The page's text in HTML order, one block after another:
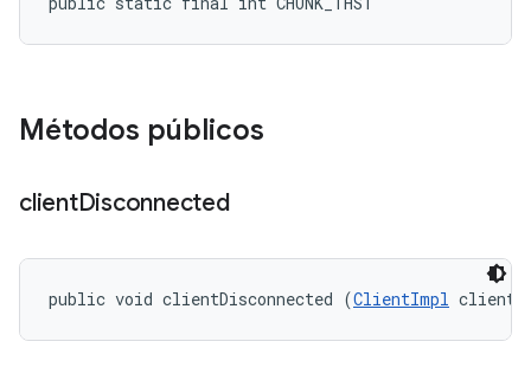
Métodos públicos
clientDisconnected
public void clientDisconnected (ClientImpl client)